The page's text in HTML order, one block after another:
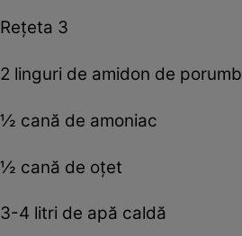
Reţeta 3
2 linguri de amidon de porumb
½ cană de amoniac
½ cană de oţet
3-4 litri de apă caldă